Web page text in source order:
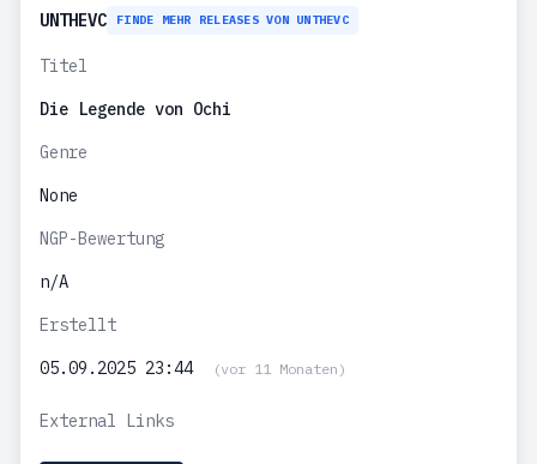
UNTHEVC FINDE MEHR RELEASES VON UNTHEVC
Titel
Die Legende von Ochi
Genre
None
NGP-Bewertung
n/A
Erstellt
05.09.2025 23:44
(vor 11 Monaten)
External Links